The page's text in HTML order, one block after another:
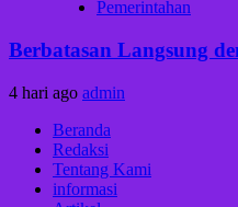
Pemerintahan
Berbatasan Langsung
4 hari ago admin
Beranda
Redaksi
Tentang Kami
informasi